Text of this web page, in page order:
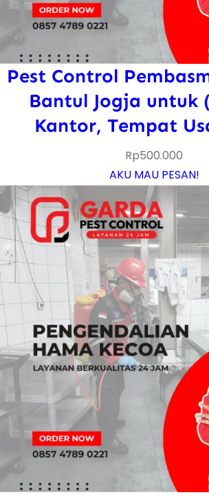
Pest Control
Bantul Jogja untuk
Kantor, Tempat
Rp500.000
AKU MAU PESAN!